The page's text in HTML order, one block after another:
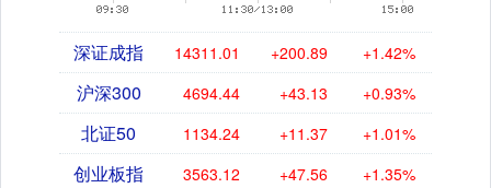
深证成指 14311.01 +200.89 +1.42%
沪深300 4694.44 +43.13 +0.93%
北证50 1134.24 +11.37 +1.01%
创业板指 3563.12 +47.56 +1.35%